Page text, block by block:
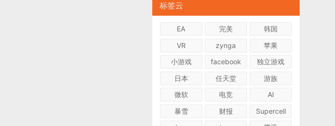
标签云
EA 完美
韩国
VR
zynga
苹果
小游戏
facebook
独立游戏
日本
任天堂
游族
微软
电竞
AI
暴雪
财报
Supercell